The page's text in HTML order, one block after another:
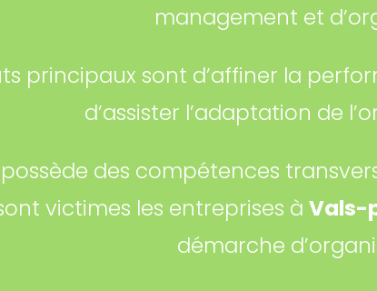
management et
principaux sont d’affiner la
d’assister l’adaptation de
possède des compétences
victimes les entreprises à Vals-
démarche